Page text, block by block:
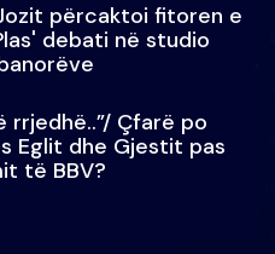
përcaktoi fitoren e
debati në studio
rrjedhë..”/ Çfarë po
Eglit dhe Gjestit pas
të BBV?